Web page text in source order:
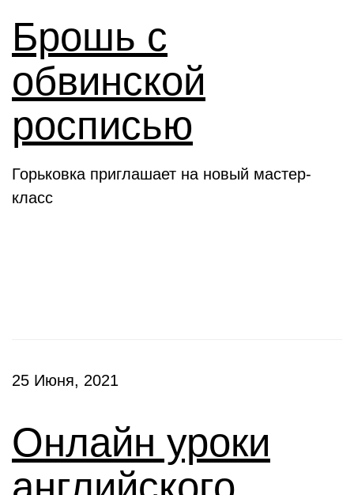
Брошь с
обвинской
росписью
Горьковка приглашает на новый мастер-
класс
25 Июня, 2021
Онлайн уроки